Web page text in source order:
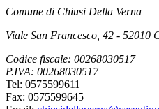
Comune di Chiusi Della Verna
Viale San Francesco, 42 - 52010
Codice fiscale: 00268030517
P.IVA: 00268030517
Tel: 0575599611
Fax: 0575599645